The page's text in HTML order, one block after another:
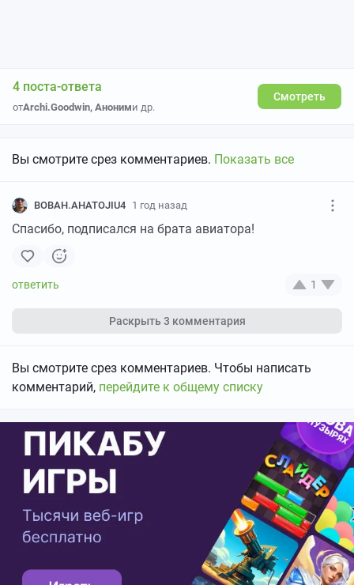
4 поста-ответа
отArchi.Goodwin, Аноними др.
Смотреть
Вы смотрите срез комментариев. Показать все
BOBAH.AHATOJIU4 1 год назад
Спасибо, подписался на брата авиатора!
1
Раскрыть3 комментария
Вы смотрите срез комментариев. Чтобы написать
комментарий, перейдите к общему списку